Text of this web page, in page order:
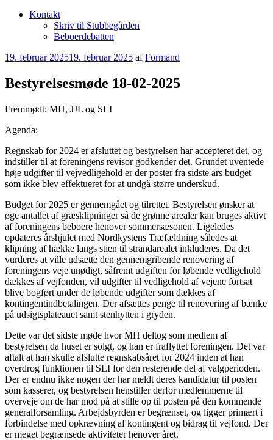
Kontakt
Skriv til Stubbegården
Beboerdebatten
Udgivet
19. februar 202519. februar 2025 afFormand
Bestyrelsesmøde 18-02-2025
Fremmødt: MH, JJL og SLI
Agenda:
Regnskab for 2024 er afsluttet og bestyrelsen har accepteret det, og
indstiller til at foreningens revisor godkender det. Grundet uventede
høje udgifter til vejvedligehold er der poster fra sidste års budget
som ikke blev effektueret for at undgå større underskud.
Budget for 2025 er gennemgået og tilrettet. Bestyrelsen ønsker at
øge antallet af græsklipninger så de grønne arealer kan bruges aktivt
af foreningens beboere henover sommersæsonen. Ligeledes
opdateres årshjulet med Nordkystens Træfældning således at
klipning af hække langs stien til strandarealet inkluderes. Da det
vurderes at ville udsætte den gennemgribende renovering af
foreningens veje unødigt, såfremt udgiften for løbende vedligehold
dækkes af vejfonden, vil udgifter til vedligehold af vejene fortsat
blive bogført under de løbende udgifter som dækkes af
kontingentindbetalingen. Der afsættes penge til renovering af bænke
på udsigtsplateauet samt stenhytten i gryden.
Dette var det sidste møde hvor MH deltog som medlem af
bestyrelsen da huset er solgt, og han er fraflyttet foreningen. Det var
aftalt at han skulle afslutte regnskabsåret for 2024 inden at han
overdrog funktionen til SLI for den resterende del af valgperioden.
Der er endnu ikke nogen der har meldt deres kandidatur til posten
som kasserer, og bestyrelsen henstiller derfor medlemmerne til
overveje om de har mod på at stille op til posten på den kommende
generalforsamling. Arbejdsbyrden er begrænset, og ligger primært i
forbindelse med opkrævning af kontingent og bidrag til vejfond. Der
er meget begrænsede aktiviteter henover året.